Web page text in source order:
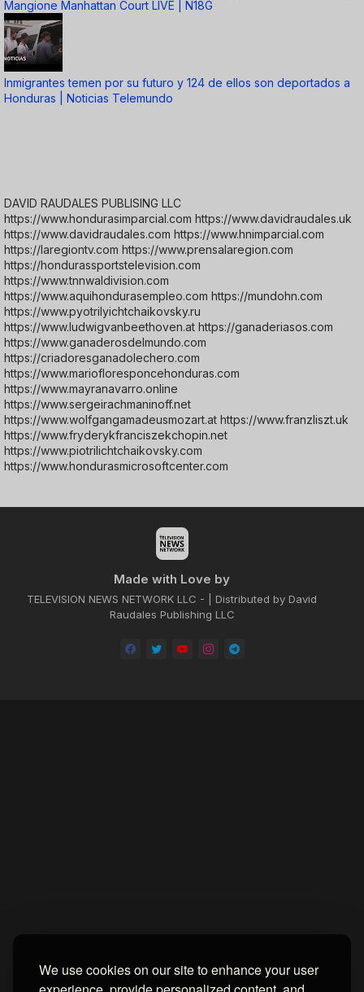
We use cookies on our site to enhance your user
Mangione Manhattan Court LIVE | N18G
Inmigrantes temen por su futuro y 124 de ellos son deportados a
Honduras | Noticias Telemundo
DAVID RAUDALES PUBLISING LLC
https://www.hondurasimparcial.com https://www.davidraudales.uk
https://www.davidraudales.com https://www.hnimparcial.com
https://laregiontv.com https://www.prensalaregion.com
https://hondurassportstelevision.com
https://www.tnnwaldivision.com
https://www.aquihondurasempleo.com https://mundohn.com
https://www.pyotrilyichtchaikovsky.ru
https://www.ludwigvanbeethoven.at https://ganaderiasos.com
https://www.ganaderosdelmundo.com
https://criadoresganadolechero.com
https://www.mariofloresponcehonduras.com
https://www.mayranavarro.online
https://www.sergeirachmaninoff.net
https://www.wolfgangamadeusmozart.at https://www.franzliszt.uk
https://www.fryderykfranciszekchopin.net
https://www.piotrilichtchaikovsky.com
https://www.hondurasmicrosoftcenter.com
Made with Love by
TELEVISION NEWS NETWORK LLC - | Distributed by David
Raudales Publishing LLC